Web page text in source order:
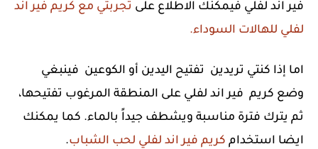
فير اند لفلي فيمكنك الاطلاع على تجربتي مع كريم فير اند
لفلي للهالات السوداء.
اما إذا كنتي تريدين تفتيح اليدين أو الكوعين فينبغي
وضع كريم فير اند لفلي على المنطقة المرغوب تفتيحها،
ثم يترك فترة مناسبة ويشطف جيداً بالماء. كما يمكنك
ايضا استخدام كريم فير اند لفلي لحب الشباب.